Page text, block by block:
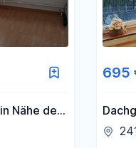
Nähe der
695